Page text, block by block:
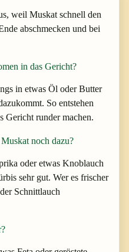
weil Muskat schnell den
abschmecken und bei
in das Gericht?
in etwas Öl oder Butter
So entstehen
Gericht runder machen.
noch dazu?
oder etwas Knoblauch
sehr gut. Wer es frischer
Schnittlauch